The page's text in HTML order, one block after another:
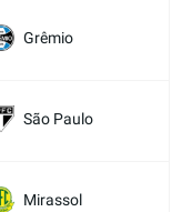
Grêmio
São Paulo
Mirassol